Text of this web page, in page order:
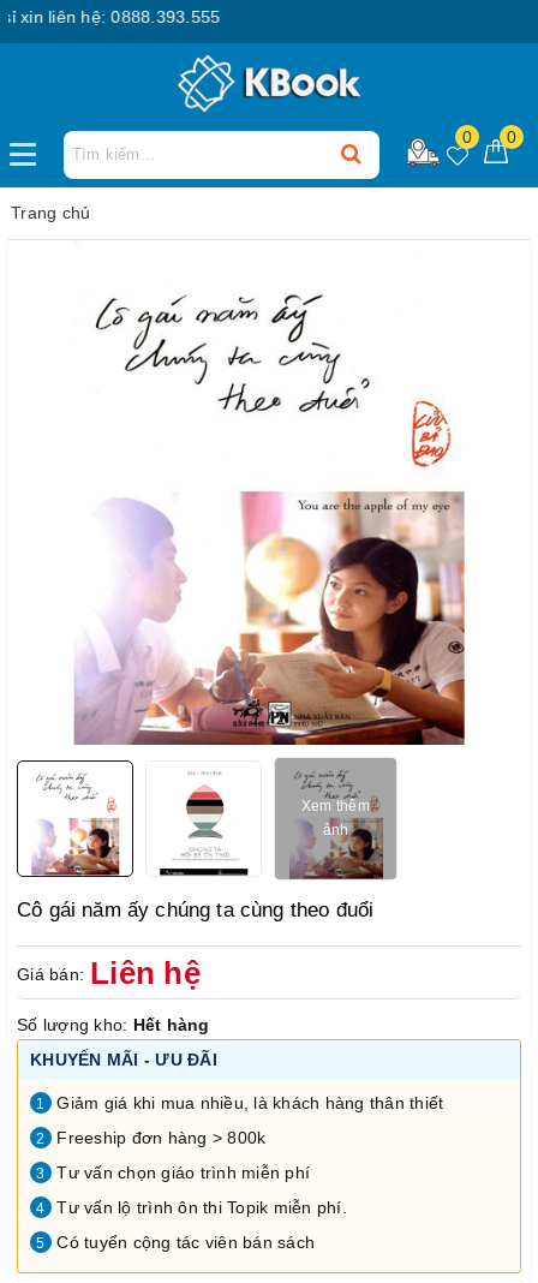
liên hệ: 0888.393.555
0 0
Trang chủ
1/2
Xem thêm
ảnh
Cô gái năm ấy chúng ta cùng theo đuổi
Giá bán: Liên hệ
Số lượng kho: Hết hàng
KHUYẾN MÃI - ƯU ĐÃI
1 Giảm giá khi mua nhiều, là khách hàng thân thiết
2 Freeship đơn hàng > 800k
3 Tư vấn chọn giáo trình miễn phí
4 Tư vấn lộ trình ôn thi Topik miễn phí.
5 Có tuyển cộng tác viên bán sách